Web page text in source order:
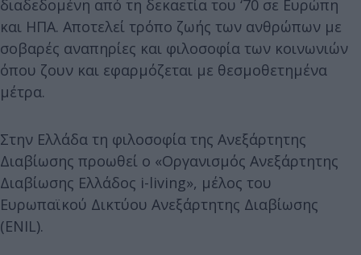
διαδεδομένη από τη δεκαετία του ‘70 σε Ευρώπη
και ΗΠΑ. Αποτελεί τρόπο ζωής των ανθρώπων με
σοβαρές αναπηρίες και φιλοσοφία των κοινωνιών
όπου ζουν και εφαρμόζεται με θεσμοθετημένα
μέτρα.
Στην Ελλάδα τη φιλοσοφία της Ανεξάρτητης
Διαβίωσης προωθεί ο «Οργανισμός Ανεξάρτητης
Διαβίωσης Ελλάδος i-living», μέλος του
Ευρωπαϊκού Δικτύου Ανεξάρτητης Διαβίωσης
(ENIL).